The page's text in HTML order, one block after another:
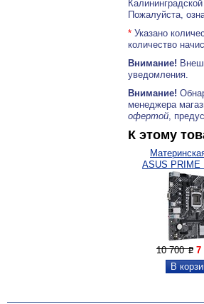
Пожалуйста,
* Указано
количество
Внимание!
уведомления.
Внимание!
менеджера
офертой,
К этому
ASUS PRIME
10 700P 7